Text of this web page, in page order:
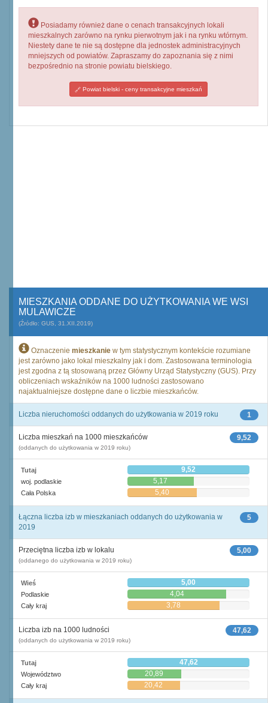
Posiadamy również dane o cenach transakcyjnych lokali
mieszkalnych zarówno na rynku pierwotnym jak i na rynku wtórnym.
Niestety dane te nie są dostępne dla jednostek administracyjnych
mniejszych od powiatów. Zapraszamy do zapoznania się z nimi
bezpośrednio na stronie powiatu bielskiego.
Powiat bielski - ceny transakcyjne mieszkań
MIESZKANIA ODDANE DO UŻYTKOWANIA WE WSI
MULAWICZE
(Źródło: GUS, 31.XII.2019)
Oznaczenie mieszkanie w tym statystycznym kontekście rozumiane
jest zarówno jako lokal mieszkalny jak i dom. Zastosowana terminologia
jest zgodna z tą stosowaną przez Główny Urząd Statystyczny (GUS). Przy
obliczeniach wskaźników na 1000 ludności zastosowano
najaktualniejsze dostępne dane o liczbie mieszkańców.
1
Liczba nieruchomości oddanych do użytkowania w 2019 roku
9,52
Liczba mieszkań na 1000 mieszkańców
(oddanych do użytkowania w 2019 roku)
Tutaj 9,52
woj. podlaskie 5,17
Cała Polska 5,40
5
Łączna liczba izb w mieszkaniach oddanych do użytkowania w
2019
5,00
Przeciętna liczba izb w lokalu
(oddanego do użytkowania w 2019 roku)
Wieś 5,00
Podlaskie 4,04
Cały kraj 3,78
47,62
Liczba izb na 1000 ludności
(oddanych do użytkowania w 2019 roku)
Tutaj 47,62
Województwo 20,89
Cały kraj 20,42